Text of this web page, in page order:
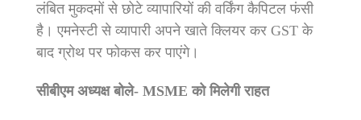
लंबित मुकदमों से छोटे व्यापारियों की वर्किंग कैपिटल फंसी
है। एमनेस्टी से व्यापारी अपने खाते क्लियर कर GST के
बाद ग्रोथ पर फोकस कर पाएंगे।
सीबीएम अध्यक्ष बोले- MSME को मिलेगी राहत